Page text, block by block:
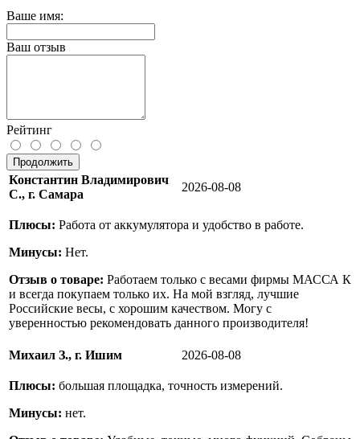
Ваше имя:
Ваш отзыв
Рейтинг
Продолжить
Константин Владимирович
С., г. Самара
2026-08-08
Плюсы: Работа от аккумулятора и удобство в работе.
Минусы: Нет.
Отзыв о товаре: Работаем только с весами фирмы МАССА К
и всегда покупаем только их. На мой взгляд, лучшие
Российские весы, с хорошим качеством. Могу с
уверенностью рекомендовать данного производителя!
Михаил З., г. Ишим 2026-08-08
Плюсы: большая площадка, точность измерений.
Минусы: нет.